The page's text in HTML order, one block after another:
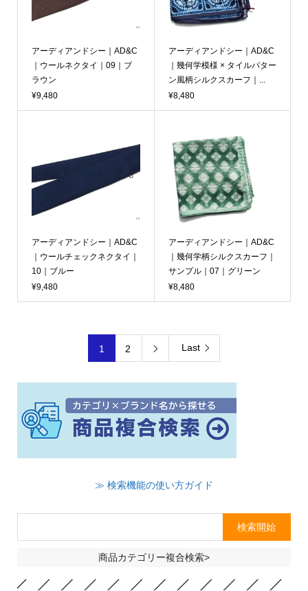
アーディアンドシー｜AD&C
｜ウールネクタイ｜09｜ブ
ラウン
¥9,480
アーディアンドシー｜AD&C
｜幾何学模様 × タイルパター
ン風柄シルクスカーフ｜...
¥8,480
アーディアンドシー｜AD&C
｜ウールチェックネクタイ｜
10｜ブルー
¥9,480
アーディアンドシー｜AD&C
｜幾何学柄シルクスカーフ｜
サンプル｜07｜グリーン
¥8,480
1 2  Last
≫ 検索機能の使い方ガイド
商品カテゴリー複合検索>